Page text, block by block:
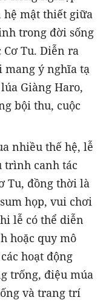
mật thiết giữa
trong đời sống
Cơ Tu. Diễn ra
mang ý nghĩa tạ
Giàng Haro,
bội thu, cuộc
nhiều thế hệ, lễ
trình canh tác
Tu, đồng thời là
họp, vui chơi
lễ có thể diễn
hoặc quy mô
hoạt động
trống, điệu múa
và trang trí